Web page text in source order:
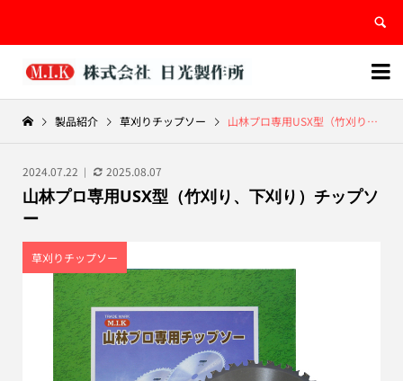


製品紹介 草刈りチップソー 山林プロ専用USX型（竹刈り、下刈り）チップソー
2024.07.22 2025.08.07
山林プロ専用USX型（竹刈り、下刈り）チップソ
ー
草刈りチップソー